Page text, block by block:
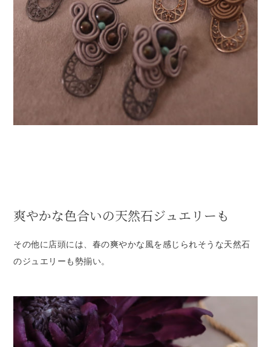
爽やかな色合いの天然石ジュエリーも
その他に店頭には、春の爽やかな風を感じられそうな天然石
のジュエリーも勢揃い。